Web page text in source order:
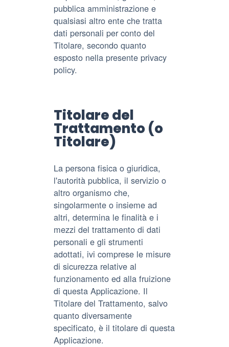
pubblica amministrazione e
qualsiasi altro ente che tratta
dati personali per conto del
Titolare, secondo quanto
esposto nella presente privacy
policy.
Titolare del
Trattamento (o
Titolare)
La persona fisica o giuridica,
l'autorità pubblica, il servizio o
altro organismo che,
singolarmente o insieme ad
altri, determina le finalità e i
mezzi del trattamento di dati
personali e gli strumenti
adottati, ivi comprese le misure
di sicurezza relative al
funzionamento ed alla fruizione
di questa Applicazione. Il
Titolare del Trattamento, salvo
quanto diversamente
specificato, è il titolare di questa
Applicazione.